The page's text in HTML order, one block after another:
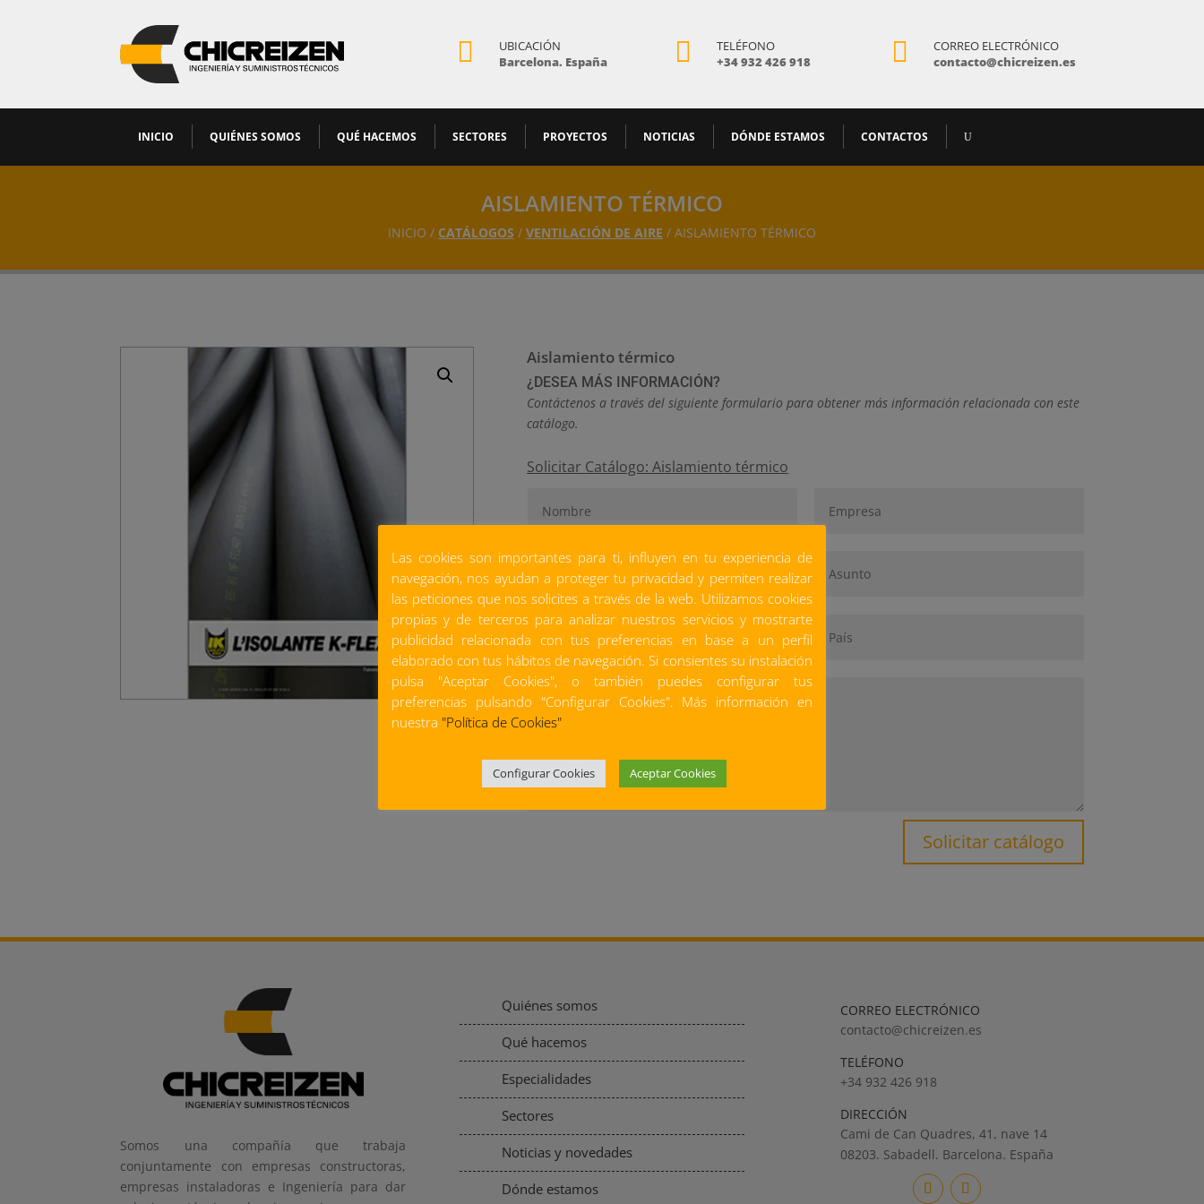

UBICACIÓN
Barcelona. España

TELÉFONO
+34 932 426 918

CORREO ELECTRÓNICO
contacto@chicreizen.es
INICIO QUIÉNES SOMOS QUÉ HACEMOS SECTORES PROYECTOS NOTICIAS DÓNDE ESTAMOS CONTACTOS
AISLAMIENTO TÉRMICO
INICIO / CATÁLOGOS / VENTILACIÓN DE AIRE / AISLAMIENTO TÉRMICO
Aislamiento térmico
¿DESEA MÁS INFORMACIÓN?
Contáctenos a través del siguiente formulario para obtener más información relacionada con este
catálogo.
Solicitar Catálogo: Aislamiento térmico
Solicitar catálogo
Somos una compañía que trabaja
conjuntamente con empresas constructoras,
empresas instaladoras e Ingeniería para dar
Quiénes somos
Qué hacemos
Especialidades
Sectores
Noticias y novedades
Dónde estamos
CORREO ELECTRÓNICO
contacto@chicreizen.es
TELÉFONO
+34 932 426 918
DIRECCIÓN
Cami de Can Quadres, 41, nave 14
08203. Sabadell. Barcelona. España
Las cookies son importantes para ti, influyen en tu experiencia de
navegación, nos ayudan a proteger tu privacidad y permiten realizar
las peticiones que nos solicites a través de la web. Utilizamos cookies
propias y de terceros para analizar nuestros servicios y mostrarte
publicidad relacionada con tus preferencias en base a un perfil
elaborado con tus hábitos de navegación. Si consientes su instalación
pulsa "Aceptar Cookies", o también puedes configurar tus
preferencias pulsando "Configurar Cookies". Más información en
nuestra "Política de Cookies"
Configurar Cookies Aceptar Cookies